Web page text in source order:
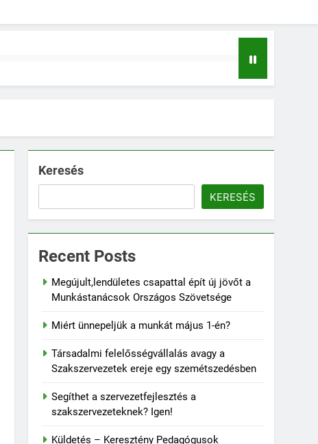
Keresés
KERESÉS
Recent Posts
Megújult,lendületes csapattal épít új jövőt a
Munkástanácsok Országos Szövetsége
Miért ünnepeljük a munkát május 1-én?
Társadalmi felelősségvállalás avagy a
Szakszervezetek ereje egy szemétszedésben
Segíthet a szervezetfejlesztés a
szakszervezeteknek? Igen!
Küldetés – Keresztény Pedagógusok